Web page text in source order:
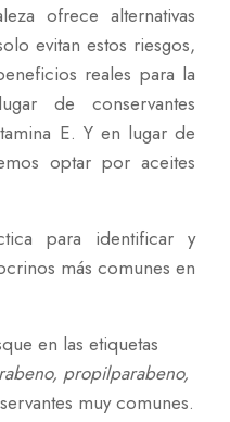
ofrece alternativas
evitan estos riesgos,
reales para la
de conservantes
E. Y en lugar de
optar por aceites
para identificar y
más comunes en
en las etiquetas
propilparabeno,
muy comunes.